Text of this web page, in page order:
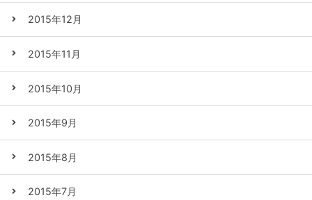
2015年12月
2015年11月
2015年10月
2015年9月
2015年8月
2015年7月